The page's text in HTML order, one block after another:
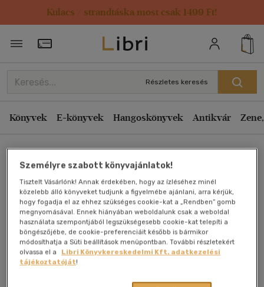
Kulacs / strandtáska most csak 1499 Ft!
Törzsvásárlói Kártya adatai
Részletes keresés
Könyvek E-könyvek Hangoskönyvek Antikvár
HÉLIOSZ
Grandpierre Attila
Antikvár könyv (2db)
Személyre szabott könyvajánlatok!
Tisztelt Vásárlónk! Annak érdekében, hogy az ízléséhez minél
közelebb álló könyveket tudjunk a figyelmébe ajánlani, arra kérjük,
hogy fogadja el az ehhez szükséges cookie-kat a „Rendben” gomb
megnyomásával. Ennek hiányában weboldalunk csak a weboldal
használata szempontjából legszükségesebb cookie-kat telepíti a
böngészőjébe, de cookie-preferenciáit később is bármikor
módosíthatja a Süti beállítások menüpontban. További részletekért
olvassa el a
Libri Könyvkereskedelmi Kft. adatkezelési
tájékoztatóját!